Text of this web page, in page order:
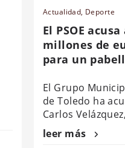
Actualidad, Deporte
El PSOE
millones de
para un
El Grupo
de Toledo ha
Carlos
leer más